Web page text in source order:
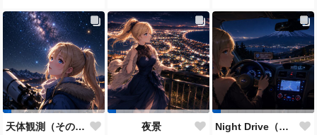
天体観測（その１） 夜景 Night Drive（その２）